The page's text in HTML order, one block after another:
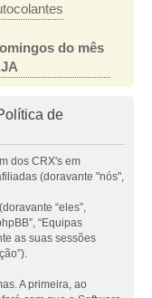
do mês
de
dos CRX's em
(doravante "nós",
“eles”,
“Equipas
as suas sessões
A primeira, ao